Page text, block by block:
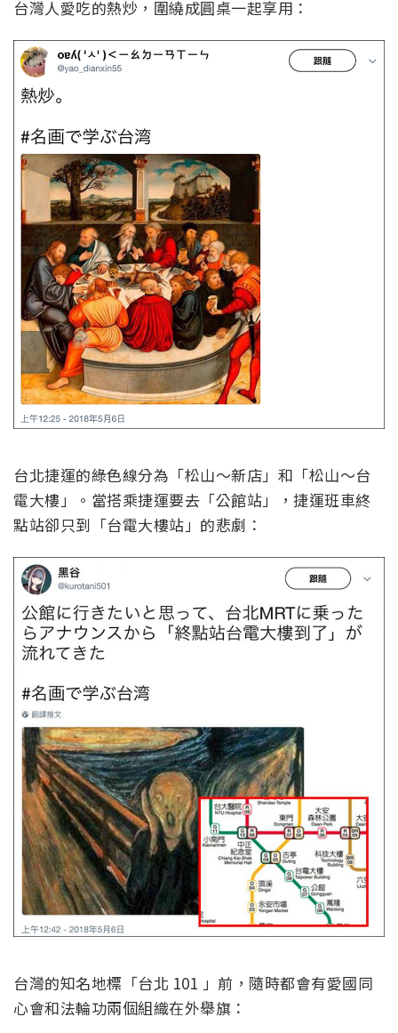
台灣人愛吃的熱炒，圍繞成圓桌一起享用：
台北捷運的綠色線分為「松山～新店」和「松山～台
電大樓」。當搭乘捷運要去「公館站」，捷運班車終
點站卻只到「台電大樓站」的悲劇：
台灣的知名地標「台北 101 」前，隨時都會有愛國同
心會和法輪功兩個組織在外舉旗：